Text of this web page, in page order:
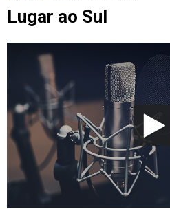
Lugar ao Sul